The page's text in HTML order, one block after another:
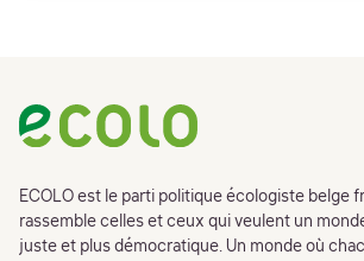
ECOLO est le parti politique écologiste belge
rassemble celles et ceux qui veulent un
juste et plus démocratique. Un monde où